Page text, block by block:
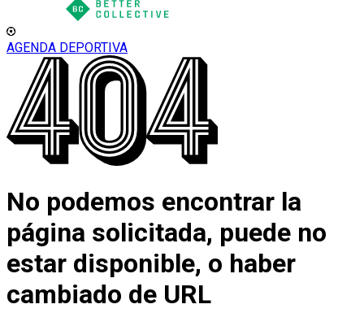
AGENDA DEPORTIVA
No podemos encontrar la
página solicitada, puede no
estar disponible, o haber
cambiado de URL